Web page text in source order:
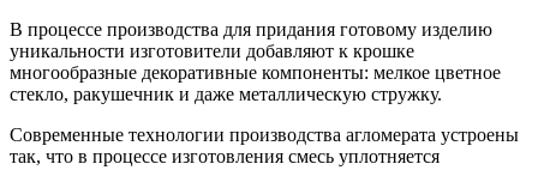
В процессе производства для придания готовому изделию
уникальности изготовители добавляют к крошке
многообразные декоративные компоненты: мелкое цветное
стекло, ракушечник и даже металлическую стружку.
Современные технологии производства агломерата устроены
так, что в процессе изготовления смесь уплотняется